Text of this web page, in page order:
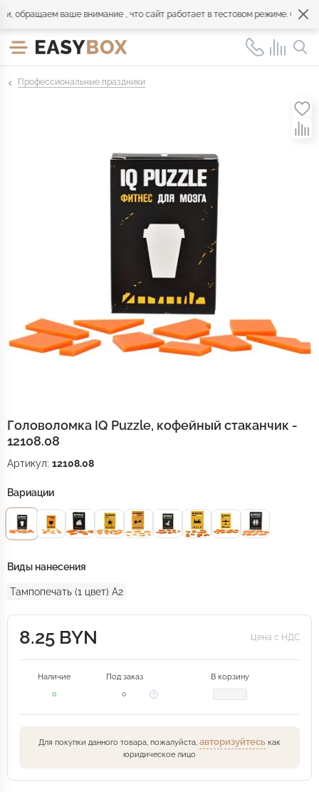
ваше внимание , что сайт работает в тестовом режиме.
Профессиональные праздники
Головоломка IQ Puzzle, кофейный стаканчик -
12108.08
Артикул: 12108.08
Вариации
Виды нанесения
Тампопечать (1 цвет) A2
8.25 BYN Цена с НДС
Наличие Под заказ
В корзину
0
0
Для покупки данного товара, пожалуйста, авторизуйтесь как
юридическое лицо